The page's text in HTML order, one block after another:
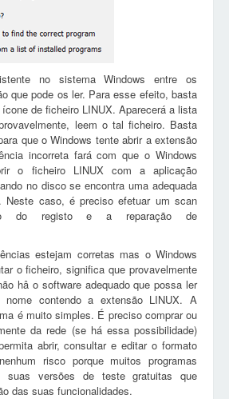
no sistema Windows entre os
que pode os ler. Para esse efeito, basta
de ficheiro LINUX. Aparecerá a lista
leem o tal ficheiro. Basta
que o Windows tente abrir a extensão
incorreta fará com que o Windows
o ficheiro LINUX com a aplicação
no disco se encontra uma adequada
Neste caso, é preciso efetuar um scan
do registo e a reparação de
estejam corretas mas o Windows
o ficheiro, significa que provavelmente
hâ o software adequado que possa ler
contendo a extensão LINUX. A
é muito simples. É preciso comprar ou
da rede (se há essa possibilidade)
abrir, consultar e editar o formato
risco porque muitos programas
suas versões de teste gratuitas que
das suas funcionalidades.